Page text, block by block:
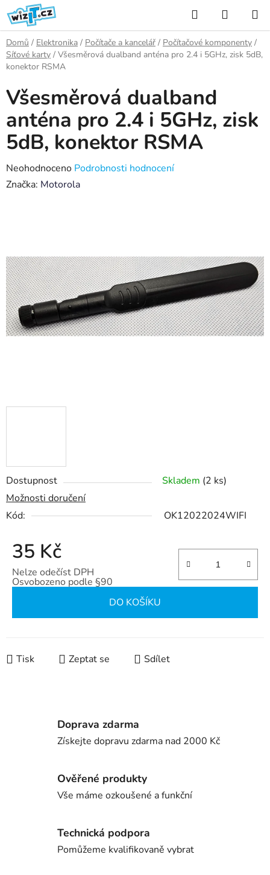
Přejít
na
obsah
Hledat
KOŠÍK
Domů / Elektronika / Počítače a kancelář / Počítačové komponenty /
Síťové karty / Všesměrová dualband anténa pro 2.4 i 5GHz, zisk 5dB,
konektor RSMA
Dostupnost Skladem (2 ks)
Možnosti doručení
Kód:
OK12022024WIFI
35 Kč
Nelze odečíst DPH
Osvobozeno podle §90
DO KOŠÍKU
Tisk Zeptat se Sdílet
Všesměrová dualband
anténa pro 2.4 i 5GHz, zisk
5dB, konektor RSMA
Průměrné
hodnocení
5
hvězdiček.
Neohodnoceno Podrobnosti hodnocení
Značka: Motorola
Doprava zdarma
Získejte dopravu zdarma nad 2000 Kč
Ověřené produkty
Vše máme ozkoušené a funkční
Technická podpora
Pomůžeme kvalifikovaně vybrat